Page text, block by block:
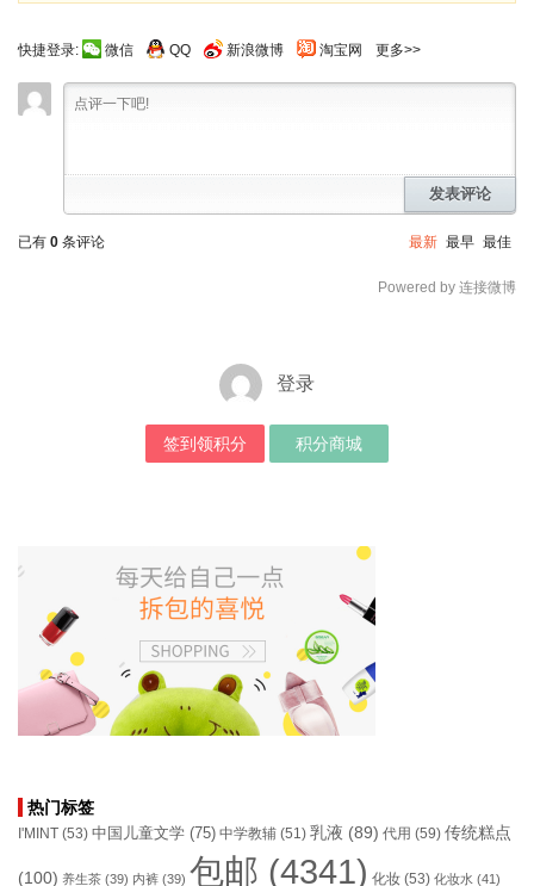
快捷登录: 微信 QQ 新浪微博 淘宝网 更多>>
发表评论
已有 0 条评论 最新 最早 最佳
Powered by 连接微博
登录
签到领积分 积分商城
热门标签
I'MINT (53) 中国儿童文学 (75) 中学教辅 (51) 乳液 (89) 代用 (59) 传统糕点
(100) 养生茶 (39) 内裤 (39) 包邮 (4341) 化妆 (53) 化妆水 (41)